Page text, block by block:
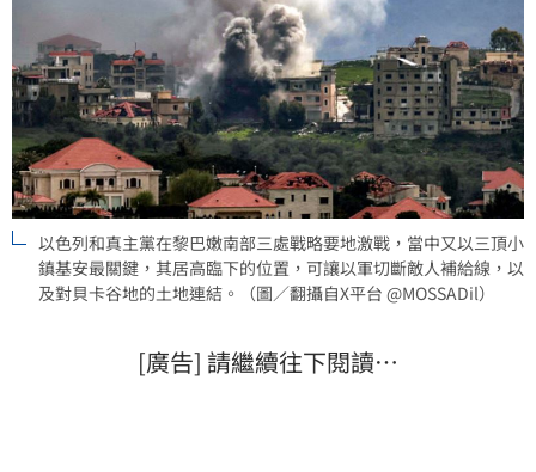
以色列和真主黨在黎巴嫩南部三處戰略要地激戰，當中又以三頂小
鎮基安最關鍵，其居高臨下的位置，可讓以軍切斷敵人補給線，以
及對貝卡谷地的土地連結。（圖／翻攝自X平台 @MOSSADil）
[廣告] 請繼續往下閱讀…